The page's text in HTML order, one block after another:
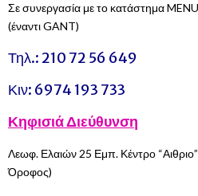
Σε συνεργασία με το κατάστημα
(έναντι GANT)
Τηλ.: 210 72 56 649
Κιν: 6974 193 733
Κηφισιά Διεύθυνση
Λεωφ. Ελαιών 25 Εμπ. Κέντρο
Όροφος)